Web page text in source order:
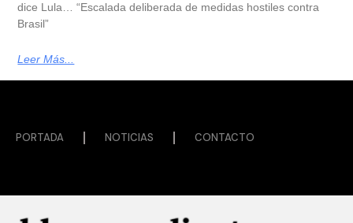
dice Lula… “Escalada deliberada de medidas hostiles contra
Brasil”
Leer Más...
PORTADA NOTICIAS CONTACTO